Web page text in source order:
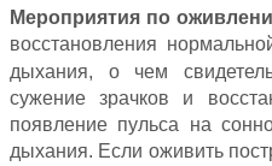
Мероприятия по
восстановления
дыхания, о чем
сужение зрачков и
появление пульса на
дыхания. Если оживить